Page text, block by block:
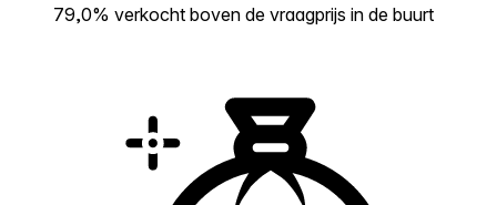
79,0% verkocht boven de vraagprijs in de buurt